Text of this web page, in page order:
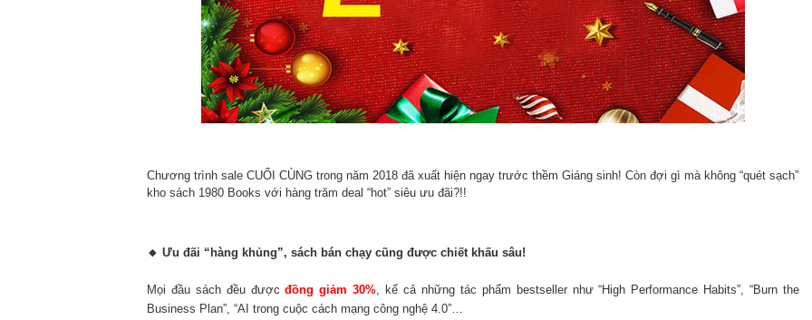
Chương trình sale CUỐI CÙNG trong năm 2018 đã xuất hiện ngay trước thềm Giáng sinh! Còn đợi gì mà không “quét sạch”
kho sách 1980 Books với hàng trăm deal “hot” siêu ưu đãi?!!
🔸 Ưu đãi “hàng khủng”, sách bán chạy cũng được chiết khấu sâu!
Mọi đầu sách đều đượcđồng giảm 30% , kể cả những tác phẩm bestseller như “High Performance Habits”, “Burn the
Business Plan”, “AI trong cuộc cách mạng công nghệ 4.0”…
Kaizen - Nền Tảng Cốt Lõi Tạo
SÁNG HOAN CA CHIỀU THƯỞNG
RƯỢU
Content
nguyên trải